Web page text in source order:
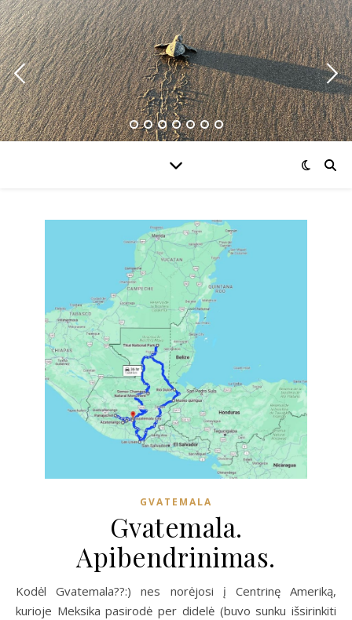
GVATEMALA
Gvatemala.
Apibendrinimas.
Kodėl Gvatemala??:) nes norėjosi į Centrinę Ameriką,
kurioje Meksika pasirodė per didelė (buvo sunku išsirinkiti